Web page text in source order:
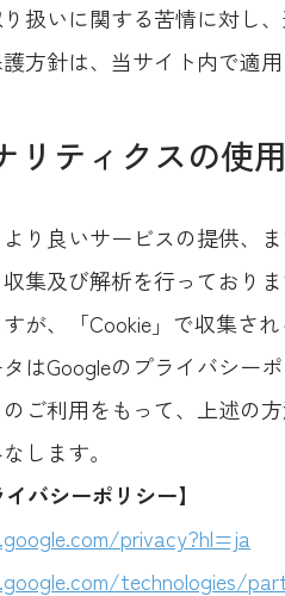
扱いに関する苦情に対し
方針は、当サイト内で適用
リティクスの使
り良いサービスの提供、
集及び解析を行っており
が、「Cookie」で収集さ
はGoogleのプライバシー
ご利用をもって、上述の
します。
イバシーポリシー】
privacy?hl=ja
technologies/